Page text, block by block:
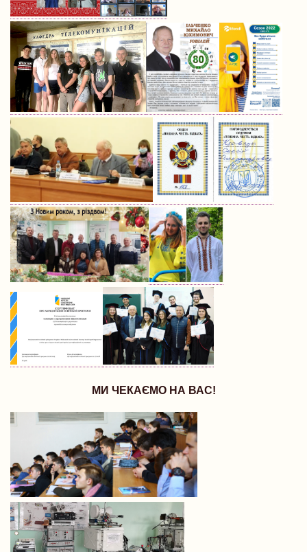
МИ ЧЕКАЄМО НА ВАС!